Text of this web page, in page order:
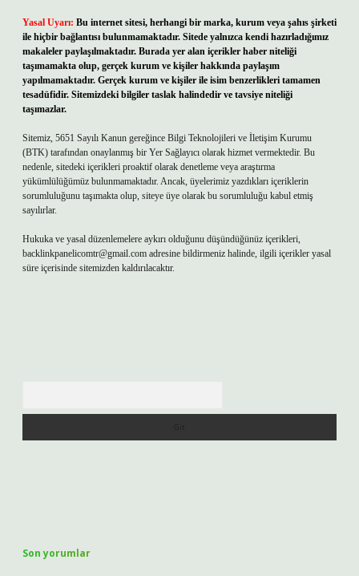
Yasal Uyarı: Bu internet sitesi, herhangi bir marka, kurum veya şahıs şirketi
ile hiçbir bağlantısı bulunmamaktadır. Sitede yalnızca kendi hazırladığımız
makaleler paylaşılmaktadır. Burada yer alan içerikler haber niteliği
taşımamakta olup, gerçek kurum ve kişiler hakkında paylaşım
yapılmamaktadır. Gerçek kurum ve kişiler ile isim benzerlikleri tamamen
tesadüfidir. Sitemizdeki bilgiler taslak halindedir ve tavsiye niteliği
taşımazlar.
Sitemiz, 5651 Sayılı Kanun gereğince Bilgi Teknolojileri ve İletişim Kurumu
(BTK) tarafından onaylanmış bir Yer Sağlayıcı olarak hizmet vermektedir. Bu
nedenle, sitedeki içerikleri proaktif olarak denetleme veya araştırma
yükümlülüğümüz bulunmamaktadır. Ancak, üyelerimiz yazdıkları içeriklerin
sorumluluğunu taşımakta olup, siteye üye olarak bu sorumluluğu kabul etmiş
sayılırlar.
Hukuka ve yasal düzenlemelere aykırı olduğunu düşündüğünüz içerikleri,
backlinkpanelicomtr@gmail.com adresine bildirmeniz halinde, ilgili içerikler yasal
süre içerisinde sitemizden kaldırılacaktır.
Son yorumlar